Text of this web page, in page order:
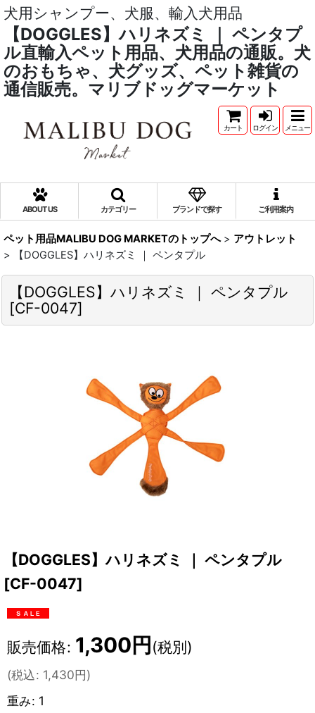
犬用シャンプー、犬服、輸入犬用品
【DOGGLES】ハリネズミ ｜ ペンタプ
ル直輸入ペット用品、犬用品の通販。犬
のおもちゃ、犬グッズ、ペット雑貨の
通信販売。マリブドッグマーケット
カート ログイン メニュー
ABOUT US カテゴリー ブランドで探す ご利用案内
ペット用品MALIBU DOG MARKETのトップへ > アウトレット
>
【DOGGLES】ハリネズミ ｜ ペンタプル
【DOGGLES】ハリネズミ ｜ ペンタプル
[CF-0047]
【DOGGLES】ハリネズミ ｜ ペンタプル
[CF-0047]
販売価格: 1,300円(税別)
(税込: 1,430円)
重み: 1